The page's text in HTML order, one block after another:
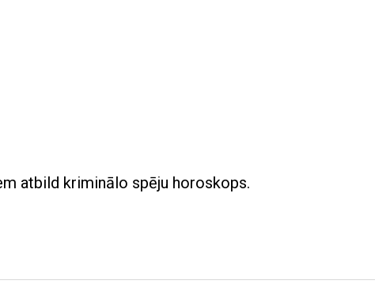
atbild kriminālo spēju horoskops.